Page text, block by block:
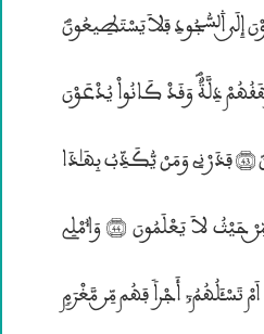
يُكْشَفُ عَن سَاقٍ وَيُدْعَوْنَ إِلَــي ۰ڤسُّجُودِ فَلاَ يَسْتَطِيعُونَؐ
ذِلَّةٌؐ وَقَدْ كَانُواْ يُدْعَوْنَ
إِلَي ۰ڤسُّجُودِ وَهُمْ سَـٰلِمُونَؐ (43) فَذَرْنِى وَمَنْ يُّكَذِّبُ بِهَـٰذَا
۰لْحَدِيثِؐ سَنَسْتَدْرۣجُهُم مِّــنْ حَيْثُ لاَ يَعْلَمُونَ (44) وَٱُمْلِى
إِنننَّ كَيْدِى مَتِين٘ؐ (45) اَمْ تَسْـَٔلُهُمُ; أَجْراً فَهُم مِّــن مَّغْرَمٍ